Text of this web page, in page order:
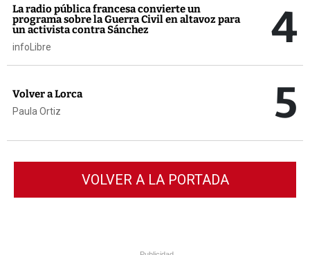
La radio pública francesa convierte un
programa sobre la Guerra Civil en altavoz para
un activista contra Sánchez
infoLibre 4
Volver a Lorca
Paula Ortiz 5
VOLVER A LA PORTADA